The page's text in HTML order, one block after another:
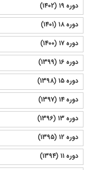
دوره 19 (1402)
دوره 18 (1401)
دوره 17 (1400)
دوره 16 (1399)
دوره 15 (1398)
دوره 14 (1397)
دوره 13 (1396)
دوره 12 (1395)
دوره 11 (1394)